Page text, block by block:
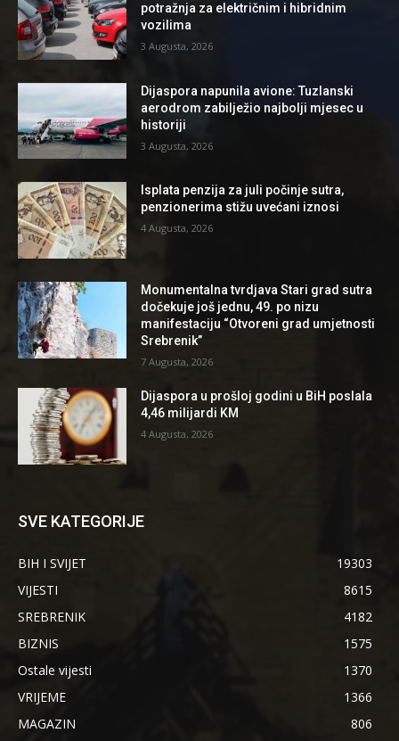
potražnja za električnim i hibridnim
vozilima
3 Augusta, 2026
Dijaspora napunila avione: Tuzlanski
aerodrom zabilježio najbolji mjesec u
historiji
3 Augusta, 2026
Isplata penzija za juli počinje sutra,
penzionerima stižu uvećani iznosi
4 Augusta, 2026
Monumentalna tvrdjava Stari grad sutra
dočekuje još jednu, 49. po nizu
manifestaciju “Otvoreni grad umjetnosti
Srebrenik”
7 Augusta, 2026
Dijaspora u prošloj godini u BiH poslala
4,46 milijardi KM
4 Augusta, 2026
SVE KATEGORIJE
BIH I SVIJET
19303
VIJESTI
8615
SREBRENIK
4182
BIZNIS
1575
Ostale vijesti
1370
VRIJEME
1366
MAGAZIN
806